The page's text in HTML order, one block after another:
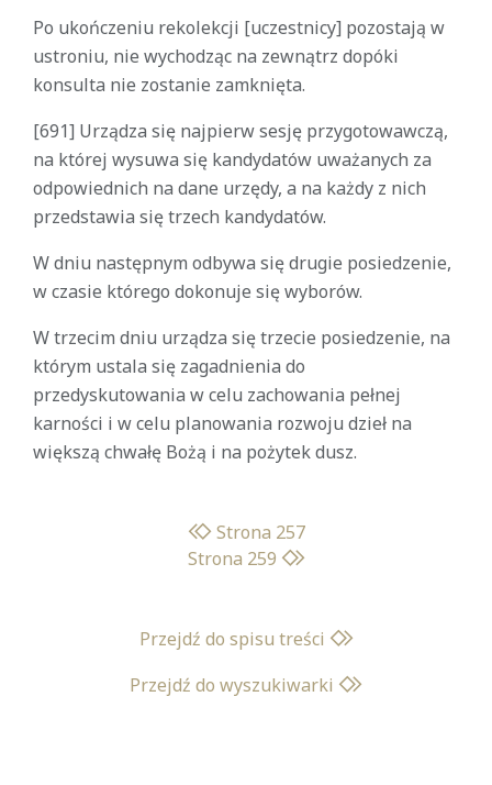
Po ukończeniu rekolekcji [uczestnicy] pozostają w
ustroniu, nie wychodząc na zewnątrz dopóki
konsulta nie zostanie zamknięta.
[691] Urządza się najpierw sesję przygotowawczą,
na której wysuwa się kandydatów uważanych za
odpowiednich na dane urzędy, a na każdy z nich
przedstawia się trzech kandydatów.
W dniu następnym odbywa się drugie posiedzenie,
w czasie którego dokonuje się wyborów.
W trzecim dniu urządza się trzecie posiedzenie, na
którym ustala się zagadnienia do
przedyskutowania w celu zachowania pełnej
karności i w celu planowania rozwoju dzieł na
większą chwałę Bożą i na pożytek dusz.
Strona 257
Strona 259
Przejdź do spisu treści
Przejdź do wyszukiwarki